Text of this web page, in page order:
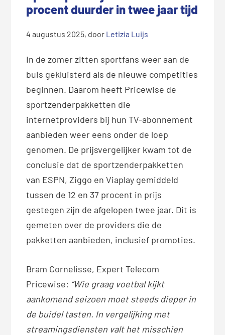
procent duurder in twee jaar tijd
4 augustus 2025, door Letizia Luijs
In de zomer zitten sportfans weer aan de
buis gekluisterd als de nieuwe competities
beginnen. Daarom heeft Pricewise de
sportzenderpakketten die
internetproviders bij hun TV-abonnement
aanbieden weer eens onder de loep
genomen. De prijsvergelijker kwam tot de
conclusie dat de sportzenderpakketten
van ESPN, Ziggo en Viaplay gemiddeld
tussen de 12 en 37 procent in prijs
gestegen zijn de afgelopen twee jaar. Dit is
gemeten over de providers die de
pakketten aanbieden, inclusief promoties.
Bram Cornelisse, Expert Telecom
Pricewise: “Wie graag voetbal kijkt
aankomend seizoen moet steeds dieper in
de buidel tasten. In vergelijking met
streamingsdiensten valt het misschien